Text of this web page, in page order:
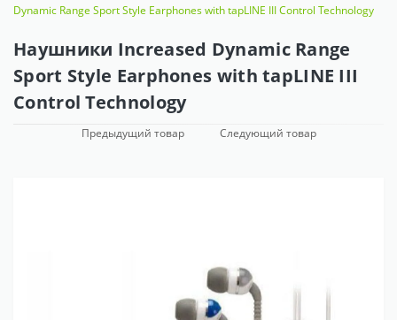
Dynamic Range Sport Style Earphones with tapLINE III Control Technology
Наушники Increased Dynamic Range
Sport Style Earphones with tapLINE III
Control Technology
Предыдущий товар Следующий товар